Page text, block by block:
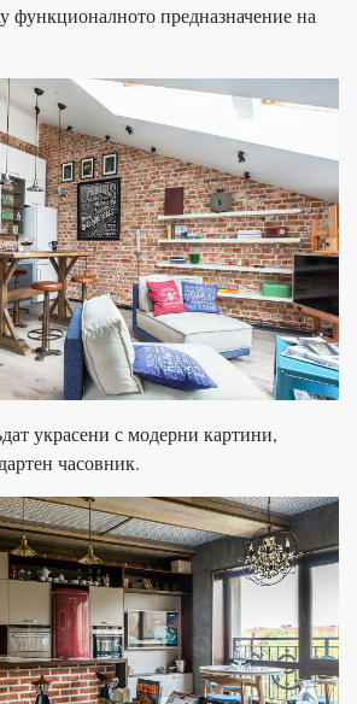
функционалното предназначение на
украсени с модерни картини,
часовник.